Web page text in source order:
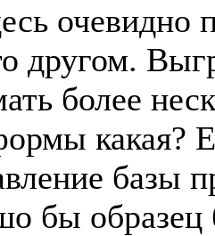
очевидно
другом.
более
какая?
базы
бы образец